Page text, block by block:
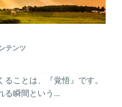
テンツ
ことは、『覚悟』です。
る瞬間という...